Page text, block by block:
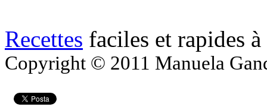
Recettes faciles et rapides
Copyright © 2011 Manuela